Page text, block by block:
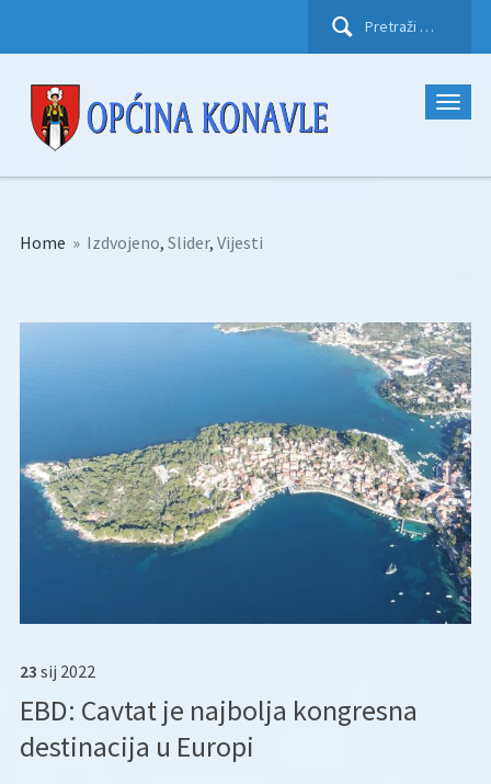
Pretraži:
Home » Izdvojeno, Slider, Vijesti
23 sij 2022
EBD: Cavtat je najbolja kongresna
destinacija u Europi